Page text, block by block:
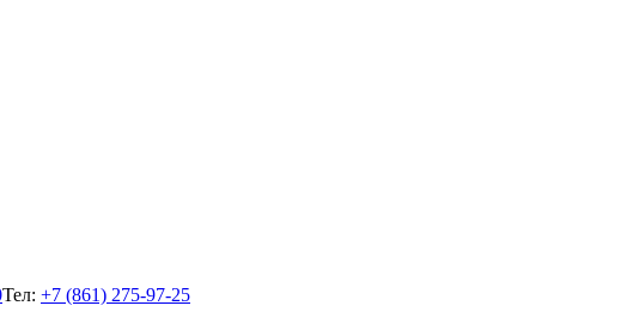
Тел: +7 (861) 275-97-25